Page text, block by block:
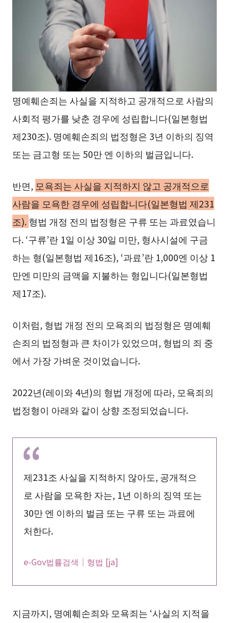
명예훼손죄는 사실을 지적하고 공개적으로 사람의
사회적 평가를 낮춘 경우에 성립합니다(일본형법
제230조). 명예훼손죄의 법정형은 3년 이하의 징역
또는 금고형 또는 50만 엔 이하의 벌금입니다.
반면, 모욕죄는 사실을 지적하지 않고 공개적으로
사람을 모욕한 경우에 성립합니다(일본형법 제231
조).형법 개정 전의 법정형은 구류 또는 과료였습니
다. ‘구류’란 1일 이상 30일 미만, 형사시설에 구금
하는 형(일본형법 제16조), ‘과료’란 1,000엔 이상 1
만엔 미만의 금액을 지불하는 형입니다(일본형법
제17조).
이처럼, 형법 개정 전의 모욕죄의 법정형은 명예훼
손죄의 법정형과 큰 차이가 있었으며, 형법의 죄 중
에서 가장 가벼운 것이었습니다.
2022년(레이와 4년)의 형법 개정에 따라, 모욕죄의
법정형이 아래와 같이 상향 조정되었습니다.
제231조 사실을 지적하지 않아도, 공개적으
로 사람을 모욕한 자는, 1년 이하의 징역 또는
30만 엔 이하의 벌금 또는 구류 또는 과료에
처한다.
e-Gov법률검색｜형법 [ja]
지금까지, 명예훼손죄와 모욕죄는 ‘사실의 지적을